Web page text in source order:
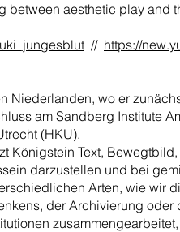
between aesthetic play and
// https://
Niederlanden, wo er
am Sandberg Institute
(HKU).
Königstein Text,
darzustellen und bei
Arten, wie wir
der Archivierung